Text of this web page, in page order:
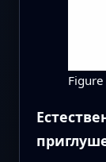
Figure